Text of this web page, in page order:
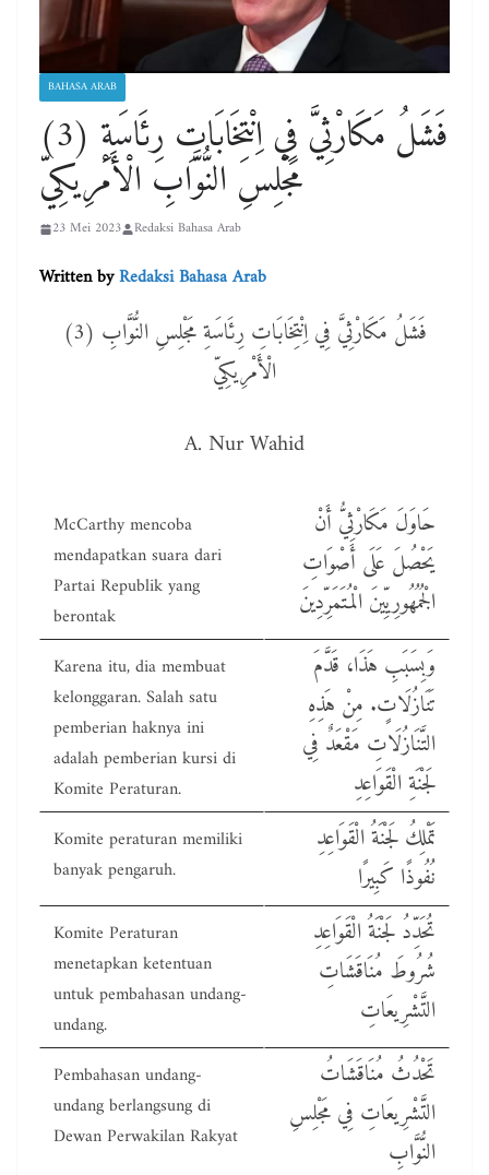
BAHASA ARAB
(3) فَشَلُ مَكَارْثِيَّ فِي اِنْتِخَابَاتِ رِئَاسَةِ
مَجْلِسِ النُّوَّابِ الْأَمْرِيكِيّ
23 Mei 2023 Redaksi Bahasa Arab
Written byRedaksi Bahasa Arab
(3) فَشَلُ مَكَارْثِيَّ فِي اِنْتِخَابَاتِ رِئَاسَةِ مَجْلِسِ النُّوَّابِ
الْأَمْرِيكِيّ
A. Nur Wahid
McCarthy mencoba
mendapatkan suara dari
Partai Republik yang
berontak
حَاوَلَ مَكَارْثِيُّ أَنْ
يَحْصُلَ عَلَى أَصْوَاتِ
الْجُمُهُورِيِّينَ الْمُتَمَرِّدِينَ
Karena itu, dia membuat
kelonggaran. Salah satu
pemberian haknya ini
adalah pemberian kursi di
Komite Peraturan.
وَبِسَبَبِ هَذَا، قَدَّمَ
تَنَازُلَاتٍ. مِنْ هَذِهِ
التَّنَازُلَاتِ مَقْعَدٌ فِي
لَجْنَةِ الْقَوَاعِدِ
Komite peraturan memiliki
banyak pengaruh.
تَمْلِكُ لَجْنَةُ الْقَوَاعِدِ
نُفُوذًا كَبِيرًا
Komite Peraturan
menetapkan ketentuan
untuk pembahasan undang-
undang.
تُحَدِّدُ لَجْنَةُ الْقَوَاعِدِ
شُرُوطَ مُنَاقَشَاتِ
التَّشْرِيعَاتِ
Pembahasan undang-
undang berlangsung di
Dewan Perwakilan Rakyat
تَحْدُثُ مُنَاقَشَاتُ
التَّشْرِيعَاتِ فِي مَجْلِسِ
النُّوَّابِ